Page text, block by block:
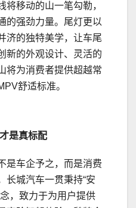
将移动的山一笔勾勒，
的强劲力量。尾灯更以
济的独特美学，让车尾
新的外观设计、灵活的
将为消费者提供超越常
舒适标准。
才是真标配
是车企予之，而是消费
长城汽车一贯秉持“安
，致力于为用户提供